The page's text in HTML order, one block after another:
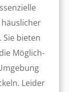
Sie bieten
Möglich­
Leider